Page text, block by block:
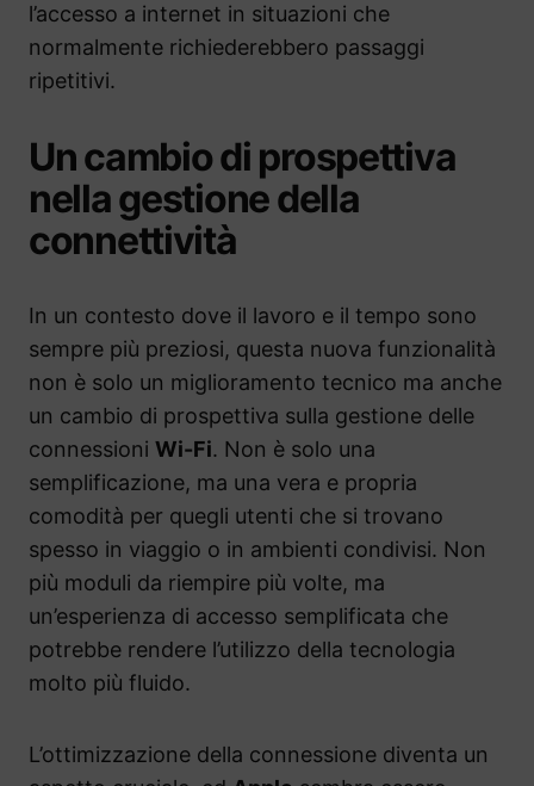
l’accesso a internet in situazioni che
normalmente richiederebbero passaggi
ripetitivi.
Un cambio di prospettiva
nella gestione della
connettività
In un contesto dove il lavoro e il tempo sono
sempre più preziosi, questa nuova funzionalità
non è solo un miglioramento tecnico ma anche
un cambio di prospettiva sulla gestione delle
connessioni Wi-Fi. Non è solo una
semplificazione, ma una vera e propria
comodità per quegli utenti che si trovano
spesso in viaggio o in ambienti condivisi. Non
più moduli da riempire più volte, ma
un’esperienza di accesso semplificata che
potrebbe rendere l’utilizzo della tecnologia
molto più fluido.
L’ottimizzazione della connessione diventa un